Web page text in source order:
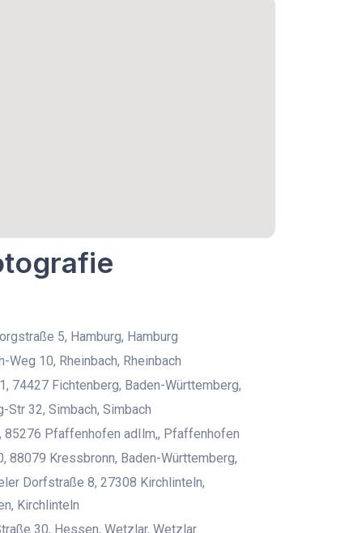
5, Hamburg, Hamburg
Weg 10, Rheinbach, Rheinbach
74427 Fichtenberg, Baden-Württemberg,
Str 32, Simbach, Simbach
85276 Pfaffenhofen adIlm,, Pfaffenhofen
88079 Kressbronn, Baden-Württemberg,
Dorfstraße 8, 27308 Kirchlinteln,
Kirchlinteln
30, Hessen, Wetzlar, Wetzlar